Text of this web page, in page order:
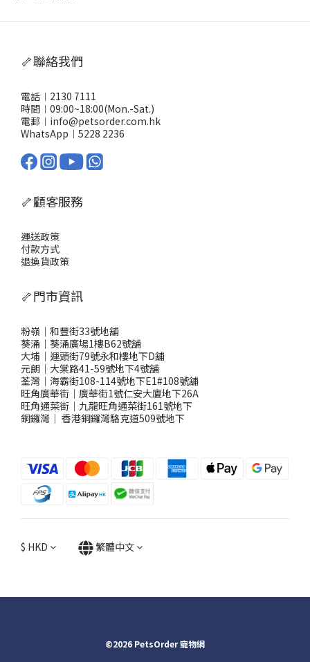
🦴聯絡我們
電話︱2130 7111
時間︱09:00~18:00(Mon.-Sat.)
電郵︱info@petsorder.com.hk
WhatsApp︱ 5228 2236
🦴顧客服務
運送政策
付款方式
退換貨政策
🦴門市資訊
粉嶺｜和豐街33號地舖
葵涌｜葵涌廣場1樓B62號舖
大埔｜運頭街79號永和樓地下D舖
元朗｜大棠路41-59號地下4號舖
荃灣｜海霸街108-114號地下E1#108號舖
旺角廣華街｜廣華街1號仁安大廈地下26A
旺角通菜街｜九龍旺角通菜街161號地下
銅鑼灣 ｜ 香港銅鑼灣駱克道509號地下
$ HKD 繁體中文
©2026 PetsOrder 寵物網